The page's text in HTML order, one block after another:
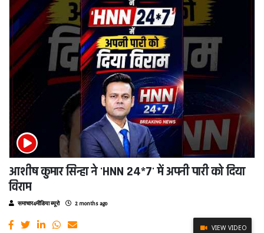
आशीष कुमार सिन्हा ने 'HNN 24*7' में अपनी पारी को दिया
विराम
समाचार4मीडिया ब्यूरो 2 months ago
VIEW VIDEO